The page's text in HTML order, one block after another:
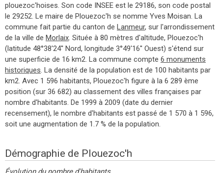
plouezoc'hoises. Son code INSEE est le 29186, son code postal
le 29252. Le maire de Plouezoc'h se nomme Yves Moisan. La
commune fait partie du canton de Lanmeur, sur l'arrondissement
de la ville de Morlaix. Située à 80 mètres d'altitude, Plouezoc'h
(latitude 48°38'24'' Nord, longitude 3°49'16'' Ouest) s'étend sur
une superficie de 16 km2. La commune compte 6 monuments
historiques. La densité de la population est de 100 habitants par
km2. Avec 1 596 habitants, Plouezoc'h figure à la 6 289 ème
position (sur 36 682) au classement des villes françaises par
nombre d'habitants. De 1999 à 2009 (date du dernier
recensement), le nombre d'habitants est passé de 1 570 à 1 596,
soit une augmentation de 1.7 % de la population.
Démographie de Plouezoc'h